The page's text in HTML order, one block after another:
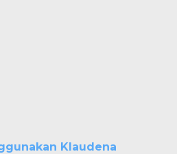
Klaudena